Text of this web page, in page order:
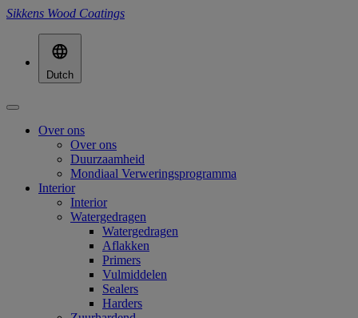
Sikkens Wood Coatings
Dutch
Over ons
Over ons
Duurzaamheid
Mondiaal Verweringsprogramma
Interior
Interior
Watergedragen
Watergedragen
Aflakken
Primers
Vulmiddelen
Sealers
Harders